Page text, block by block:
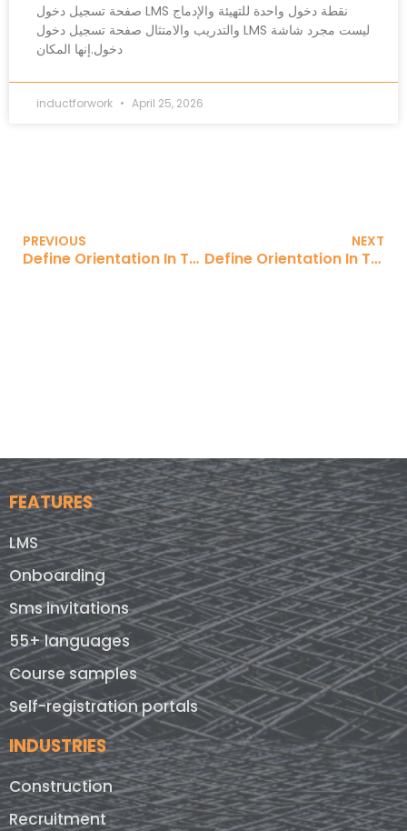
صفحة تسجيل دخول LMS نقطة دخول واحدة للتهيئة والإدماج
والتدريب والامتثال صفحة تسجيل دخول LMS ليست مجرد شاشة
دخول.إنها المكان
inductforwork April 25, 2026
PREVIOUS
Define Orientation In The Workplace - Spanish
NEXT
Define Orientation In The Workplace - French
FEATURES
LMS
Onboarding
Sms invitations
55+ languages
Course samples
Self-registration portals
INDUSTRIES
Construction
Recruitment